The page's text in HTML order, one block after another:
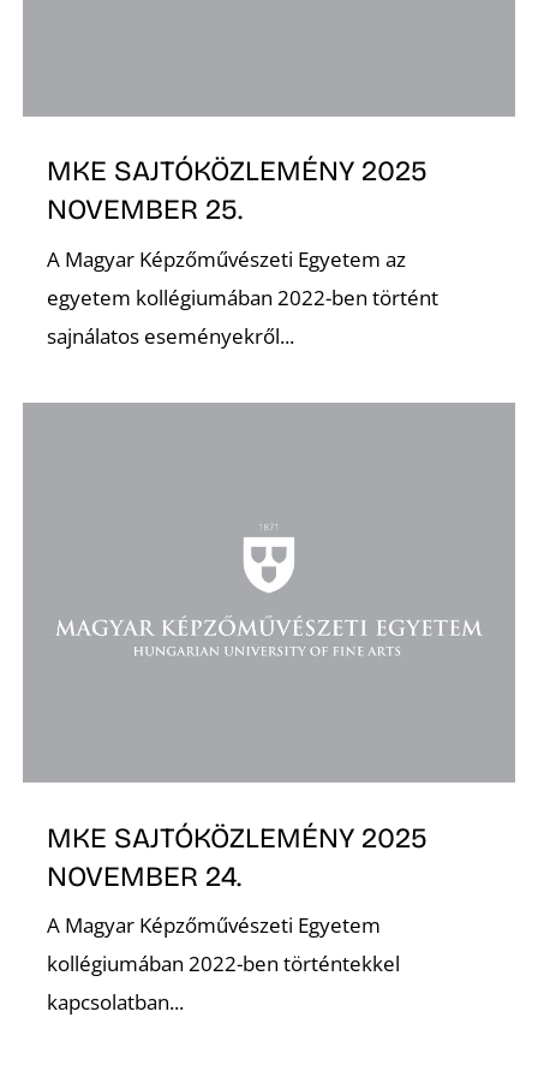
MKE SAJTÓKÖZLEMÉNY 2025
NOVEMBER 25.
A Magyar Képzőművészeti Egyetem az
egyetem kollégiumában 2022-ben történt
sajnálatos eseményekről...
MKE SAJTÓKÖZLEMÉNY 2025
NOVEMBER 24.
A Magyar Képzőművészeti Egyetem
kollégiumában 2022-ben történtekkel
kapcsolatban...